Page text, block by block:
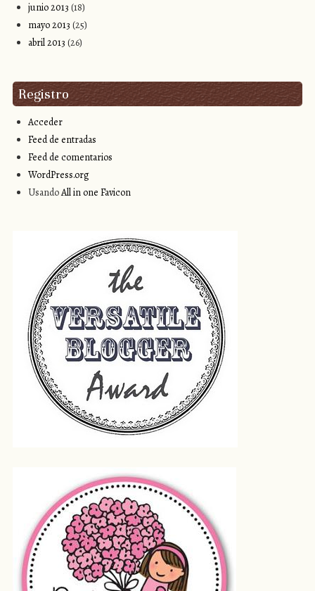
junio 2013 (18)
mayo 2013 (25)
abril 2013 (26)
Registro
Acceder
Feed de entradas
Feed de comentarios
WordPress.org
UsandoAll in one Favicon